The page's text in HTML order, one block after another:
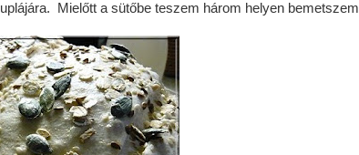
Mielőtt a sütőbe teszem három helyen bemetszem